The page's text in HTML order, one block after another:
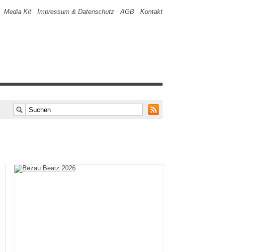
Media Kit Impressum & Datenschutz AGB Kontakt